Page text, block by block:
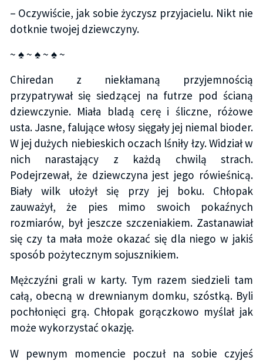
– Oczywiście, jak sobie życzysz przyjacielu. Nikt nie
dotknie twojej dziewczyny.
~ ♠ ~ ♠ ~ ♠ ~
Chiredan z niekłamaną przyjemnością
przypatrywał się siedzącej na futrze pod ścianą
dziewczynie. Miała bladą cerę i śliczne, różowe
usta. Jasne, falujące włosy sięgały jej niemal bioder.
W jej dużych niebieskich oczach lśniły łzy. Widział w
nich narastający z każdą chwilą strach.
Podejrzewał, że dziewczyna jest jego rówieśnicą.
Biały wilk ułożył się przy jej boku. Chłopak
zauważył, że pies mimo swoich pokaźnych
rozmiarów, był jeszcze szczeniakiem. Zastanawiał
się czy ta mała może okazać się dla niego w jakiś
sposób pożytecznym sojusznikiem.
Mężczyźni grali w karty. Tym razem siedzieli tam
całą, obecną w drewnianym domku, szóstką. Byli
pochłonięci grą. Chłopak gorączkowo myślał jak
może wykorzystać okazję.
W pewnym momencie poczuł na sobie czyjeś